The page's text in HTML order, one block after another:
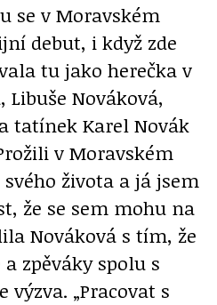
se v Moravském
debut, i když zde
tu jako herečka v
Nováková,
tatínek Karel Novák
v Moravském
života a já jsem
že se sem mohu na
Nováková s tím, že
zpěváky spolu s
„Pracovat s